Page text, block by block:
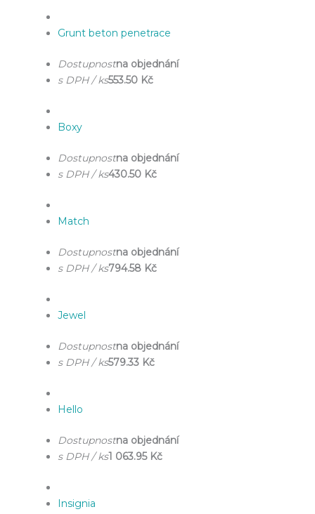
Grunt beton penetrace
Dostupnostna objednání
s DPH / ks553.50 Kč
Boxy
Dostupnostna objednání
s DPH / ks430.50 Kč
Match
Dostupnostna objednání
s DPH / ks794.58 Kč
Jewel
Dostupnostna objednání
s DPH / ks579.33 Kč
Hello
Dostupnostna objednání
s DPH / ks1 063.95 Kč
Insignia